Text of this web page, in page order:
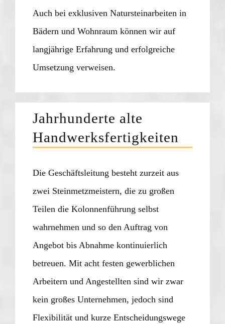
Auch bei exklusiven Natursteinarbeiten in
Bädern und Wohnraum können wir auf
langjährige Erfahrung und erfolgreiche
Umsetzung verweisen.
Jahrhunderte alte
Handwerksfertigkeiten
Die Geschäftsleitung besteht zurzeit aus
zwei Steinmetzmeistern, die zu großen
Teilen die Kolonnenführung selbst
wahrnehmen und so den Auftrag von
Angebot bis Abnahme kontinuierlich
betreuen. Mit acht festen gewerblichen
Arbeitern und Angestellten sind wir zwar
kein großes Unternehmen, jedoch sind
Flexibilität und kurze Entscheidungswege